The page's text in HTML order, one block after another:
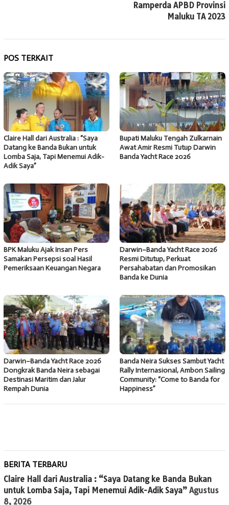
Ramperda APBD Provinsi
Maluku TA 2023
POS TERKAIT
Claire Hall dari Australia : “Saya
Datang ke Banda Bukan untuk
Lomba Saja, Tapi Menemui Adik-
Adik Saya”
Bupati Maluku Tengah Zulkarnain
Awat Amir Resmi Tutup Darwin
Banda Yacht Race 2026
BPK Maluku Ajak Insan Pers
Samakan Persepsi soal Hasil
Pemeriksaan Keuangan Negara
Darwin–Banda Yacht Race 2026
Resmi Ditutup, Perkuat
Persahabatan dan Promosikan
Banda ke Dunia
Darwin–Banda Yacht Race 2026
Dongkrak Banda Neira sebagai
Destinasi Maritim dan Jalur
Rempah Dunia
Banda Neira Sukses Sambut Yacht
Rally Internasional, Ambon Sailing
Community: “Come to Banda for
Happiness”
BERITA TERBARU
Claire Hall dari Australia : “Saya Datang ke Banda Bukan
untuk Lomba Saja, Tapi Menemui Adik-Adik Saya” Agustus
8, 2026